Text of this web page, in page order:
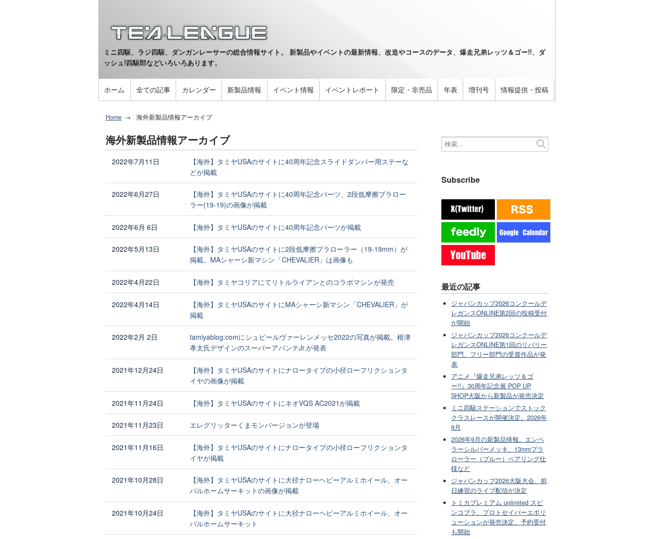
ミニ四駆、ラジ四駆、ダンガンレーサーの総合情報サイト。 新製品やイベントの最新情報、改造やコースのデータ、爆走兄弟レッツ＆ゴー!!、ダ
ッシュ!四駆郎などいろいろあります。
ホーム 全ての記事 カレンダー 新製品情報 イベント情報 イベントレポート 限定・非売品 年表 増刊号 情報提供・投稿
Home 海外新製品情報アーカイブ
海外新製品情報アーカイブ
2022年7月11日
【海外】タミヤUSAのサイトに40周年記念スライドダンパー用ステーな
どが掲載
2022年6月27日
【海外】タミヤUSAのサイトに40周年記念パーツ、2段低摩擦プラロー
ラー(19-19)の画像が掲載
2022年6月 6日 【海外】タミヤUSAのサイトに40周年記念パーツが掲載
2022年5月13日
【海外】タミヤUSAのサイトに2段低摩擦プラローラー（19-19mm）が
掲載。MAシャーシ新マシン「CHEVALIER」は画像も
2022年4月22日 【海外】タミヤコリアにてリトルライアンとのコラボマシンが発売
2022年4月14日
【海外】タミヤUSAのサイトにMAシャーシ新マシン「CHEVALIER」が
掲載
2022年2月 2日
tamiyablog.comにシュピールヴァーレンメッセ2022の写真が掲載。根津
孝太氏デザインのスーパーアバンテJr.が発表
2021年12月24日
【海外】タミヤUSAのサイトにナロータイプの小径ローフリクションタ
イヤの画像が掲載
2021年11月24日 【海外】タミヤUSAのサイトにネオVQS AC2021が掲載
2021年11月23日 エレグリッターくまモンバージョンが登場
2021年11月16日
【海外】タミヤUSAのサイトにナロータイプの小径ローフリクションタ
イヤが掲載
2021年10月28日
【海外】タミヤUSAのサイトに大径ナローヘビーアルミホイール、オー
バルホームサーキットの画像が掲載
2021年10月24日
【海外】タミヤUSAのサイトに大径ナローヘビーアルミホイール、オー
バルホームサーキット
Subscribe
最近の記事
ジャパンカップ2026コンクールデ
レガンスONLINE第2回の投稿受付
が開始
ジャパンカップ2026コンクールデ
レガンスONLINE第1回のリバリー
部門、フリー部門の受賞作品が発
表
アニメ『爆走兄弟レッツ＆ゴ
ー!!』30周年記念展 POP UP
SHOP大阪から新製品が発売決定
ミニ四駆ステーションでストック
クラスレースが開催決定。2026年
9月
2026年9月の新製品情報。エンペ
ラーシルバーメッキ、13mmプラ
ローラー（ブルー）ベアリング仕
様など
ジャパンカップ2026大阪大会、前
日練習のライブ配信が決定
トミカプレミアム unlimited スピ
ンコブラ、プロトセイバーエボリ
ューションが発売決定。予約受付
も開始